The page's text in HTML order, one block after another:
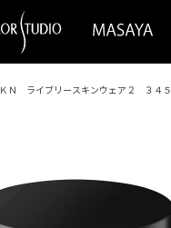
ＫＮ ライブリースキンウェア２ ３４５